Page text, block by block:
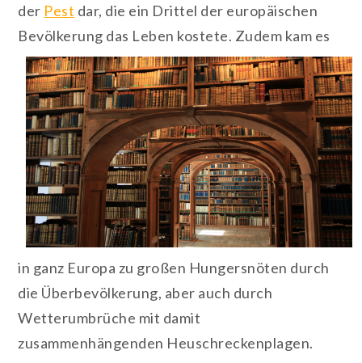
der Pest dar, die ein Drittel der europäischen
Bevölkerung das Leben kostete. Zudem kam es
in ganz Europa zu großen Hungersnöten durch
die Überbevölkerung, aber auch durch
Wetterumbrüche mit damit
zusammenhängenden Heuschreckenplagen.